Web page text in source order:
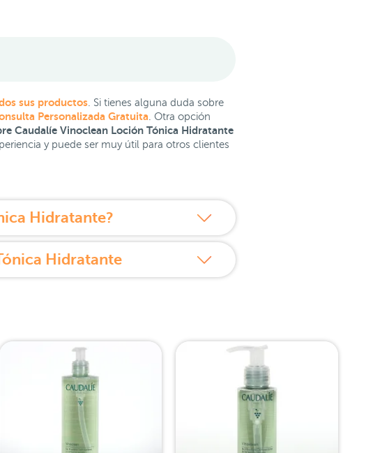
sus productos . Si tienes alguna duda sobre
Personalizada Gratuita . Otra opción
Caudalíe Vinoclean Loción Tónica Hidratante
y puede ser muy útil para otros clientes
Hidratante?
Hidratante